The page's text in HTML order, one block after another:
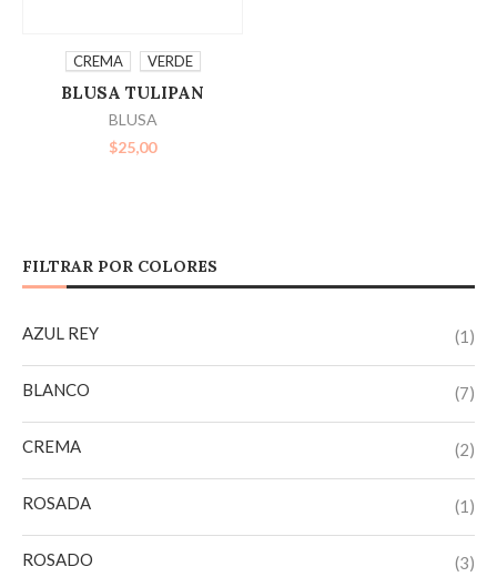
SELECCIONAR
OPCIONES
CREMA VERDE
BLUSA TULIPAN
BLUSA
$25,00
FILTRAR POR COLORES
AZUL REY (1)
BLANCO (7)
CREMA (2)
ROSADA (1)
ROSADO (3)